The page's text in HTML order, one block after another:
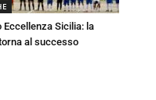
Eccellenza Sicilia: la
al successo